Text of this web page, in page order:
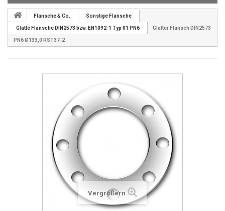
Flansche & Co. Sonstige Flansche
Glatte Flansche DIN2573 bzw. EN1092-1 Typ 01 PN6 Glatter Flansch DIN2573
PN6 Ø133,0 RST37-2
Vergrößern